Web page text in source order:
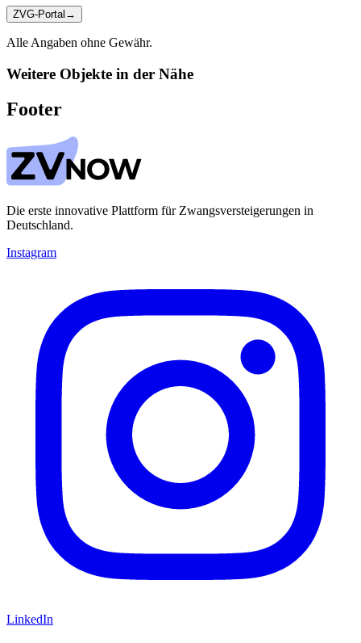
ZVG-Portal →
Alle Angaben ohne Gewähr.
Weitere Objekte in der Nähe
Footer
Die erste innovative Plattform für Zwangsversteigerungen in
Deutschland.
Instagram
LinkedIn